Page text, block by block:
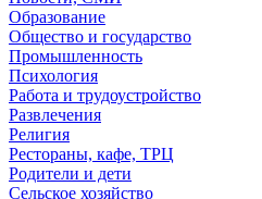
Образование
Общество и государство
Промышленность
Психология
Работа и трудоустройство
Развлечения
Религия
Рестораны, кафе, ТРЦ
Родители и дети
Сельское хозяйство